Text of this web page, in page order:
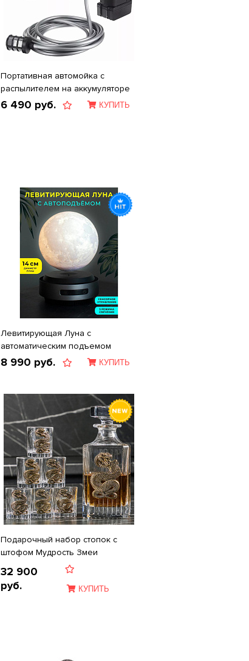
Портативная автомойка с
распылителем на аккумуляторе
6 490 руб. КУПИТЬ
Левитирующая Луна с
автоматическим подъемом
8 990 руб. КУПИТЬ
Подарочный набор стопок c
штофом Мудрость Змеи
32 900
руб.
КУПИТЬ